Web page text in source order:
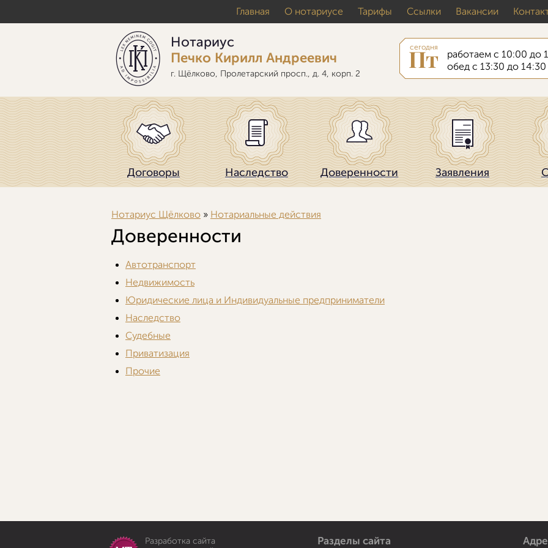
Главная О нотариусе Тарифы Ссылки Вакансии
Нотариус
Печко Кирилл Андреевич
г. Щёлково, Пролетарский просп., д. 4, корп. 2
сегодня
Пт
работаем с 10:00 до
обед с 13:30 до 14:30
Договоры Наследство Доверенности Заявления
Вы здесь
Нотариус Щёлково » Нотариальные действия
Доверенности
Автотранспорт
Недвижимость
Юридические лица и Индивидуальные предприниматели
Наследство
Судебные
Приватизация
Прочие
Разработка сайта
Разделы сайта